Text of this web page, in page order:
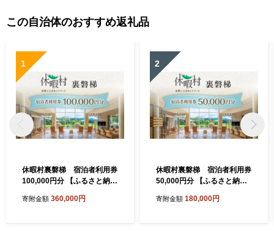
この自治体のおすすめ返礼品
1
休暇村裏磐梯 宿泊者利用券
100,000円分 【ふるさと納税
泊クーポン プレゼント お祝
寄附金額 360,000円
2
休暇村裏磐梯 宿泊者利用券
50,000円分 【ふるさと納税
泊クーポン プレゼント お祝
寄附金額 180,000円